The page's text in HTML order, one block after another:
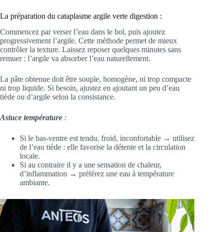
La préparation du cataplasme argile verte digestion :
Commencez par verser l’eau dans le bol, puis ajoutez
progressivement l’argile. Cette méthode permet de mieux
contrôler la texture. Laissez reposer quelques minutes sans
remuer : l’argile va absorber l’eau naturellement.
La pâte obtenue doit être souple, homogène, ni trop compacte
ni trop liquide. Si besoin, ajustez en ajoutant un peu d’eau
tiède ou d’argile selon la consistance.
Astuce température :
Si le bas-ventre est tendu, froid, inconfortable → utilisez
de l’eau tiède : elle favorise la détente et la circulation
locale.
Si au contraire il y a une sensation de chaleur,
d’inflammation → préférez une eau à température
ambiante.